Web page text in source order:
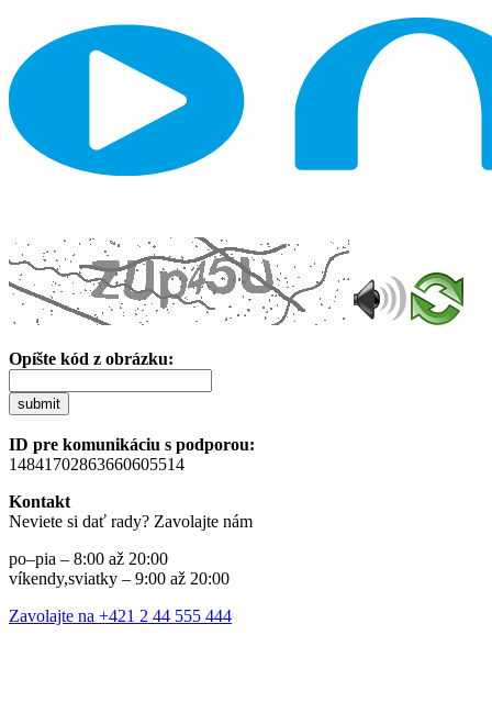
Opíšte kód z obrázku:
submit
ID pre komunikáciu s podporou:
14841702863660605514
Kontakt
Neviete si dať rady? Zavolajte nám
po–pia – 8:00 až 20:00
víkendy,sviatky – 9:00 až 20:00
Zavolajte na +421 2 44 555 444